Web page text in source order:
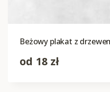
Beżowy plakat z
od 18 zł